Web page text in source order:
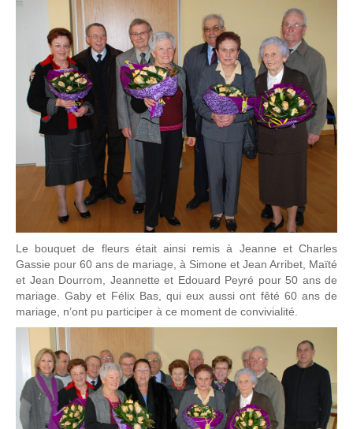
Le bouquet de fleurs était ainsi remis à Jeanne et Charles
Gassie pour 60 ans de mariage, à Simone et Jean Arribet, Maïté
et Jean Dourrom, Jeannette et Edouard Peyré pour 50 ans de
mariage. Gaby et Félix Bas, qui eux aussi ont fêté 60 ans de
mariage, n’ont pu participer à ce moment de convivialité.